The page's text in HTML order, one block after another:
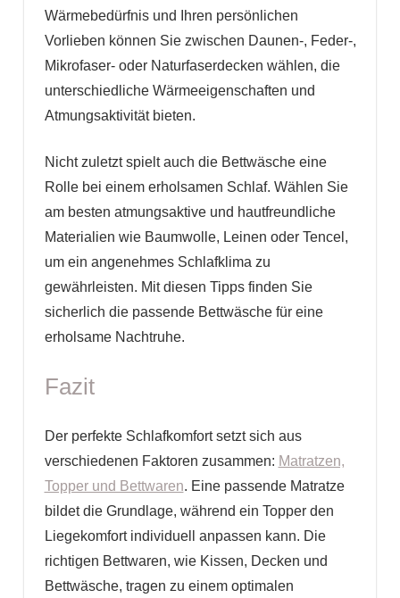
Wärmebedürfnis und Ihren persönlichen
Vorlieben können Sie zwischen Daunen-, Feder-,
Mikrofaser- oder Naturfaserdecken wählen, die
unterschiedliche Wärmeeigenschaften und
Atmungsaktivität bieten.
Nicht zuletzt spielt auch die Bettwäsche eine
Rolle bei einem erholsamen Schlaf. Wählen Sie
am besten atmungsaktive und hautfreundliche
Materialien wie Baumwolle, Leinen oder Tencel,
um ein angenehmes Schlafklima zu
gewährleisten. Mit diesen Tipps finden Sie
sicherlich die passende Bettwäsche für eine
erholsame Nachtruhe.
Fazit
Der perfekte Schlafkomfort setzt sich aus
verschiedenen Faktoren zusammen: Matratzen,
Topper und Bettwaren. Eine passende Matratze
bildet die Grundlage, während ein Topper den
Liegekomfort individuell anpassen kann. Die
richtigen Bettwaren, wie Kissen, Decken und
Bettwäsche, tragen zu einem optimalen